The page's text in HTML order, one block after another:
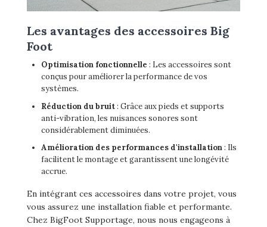
Les avantages des accessoires Big
Foot
Optimisation fonctionnelle : Les accessoires sont
conçus pour améliorer la performance de vos
systèmes.
Réduction du bruit: Grâce aux pieds et supports
anti-vibration, les nuisances sonores sont
considérablement diminuées.
Amélioration des performances d'installation: Ils
facilitent le montage et garantissent une longévité
accrue.
En intégrant ces accessoires dans votre projet, vous
vous assurez une installation fiable et performante.
Chez BigFoot Supportage, nous nous engageons à